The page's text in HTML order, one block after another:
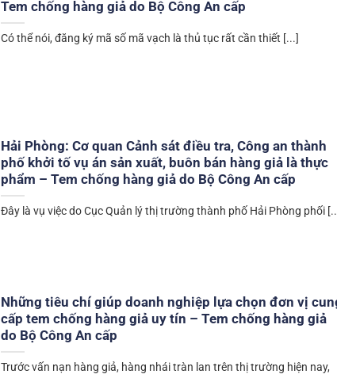
Tem chống hàng giả do Bộ Công An cấp
Có thể nói, đăng ký mã số mã vạch là thủ tục rất cần thiết [...]
Hải Phòng: Cơ quan Cảnh sát điều tra, Công an thành
phố khởi tố vụ án sản xuất, buôn bán hàng giả là thực
phẩm – Tem chống hàng giả do Bộ Công An cấp
Đây là vụ việc do Cục Quản lý thị trường thành phố Hải Phòng phối
Những tiêu chí giúp doanh nghiệp lựa chọn đơn vị
cấp tem chống hàng giả uy tín – Tem chống hàng giả
do Bộ Công An cấp
Trước vấn nạn hàng giả, hàng nhái tràn lan trên thị trường hiện nay,